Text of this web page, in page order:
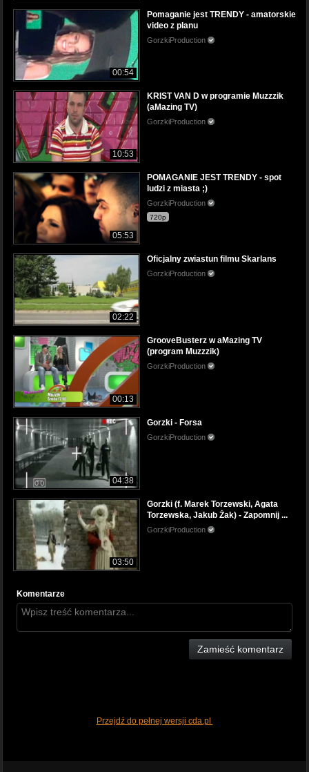
00:54
Pomaganie jest TRENDY - amatorskie
video z planu
GorzkiProduction
10:53
KRIST VAN D w programie Muzzzik
(aMazing TV)
GorzkiProduction
05:53
POMAGANIE JEST TRENDY - spot
ludzi z miasta ;)
GorzkiProduction
720p
02:22
Oficjalny zwiastun filmu Skarlans
GorzkiProduction
00:13
GrooveBusterz w aMazing TV
(program Muzzzik)
GorzkiProduction
04:38
Gorzki - Forsa
GorzkiProduction
03:50
Gorzki (f. Marek Torzewski, Agata
Torzewska, Jakub Żak) - Zapomnij ...
GorzkiProduction
Komentarze
Zamieść komentarz
Przejdź do pełnej wersji cda.pl